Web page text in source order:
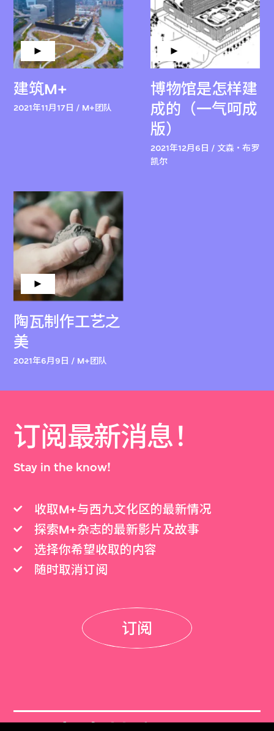
建筑M+
2021年11月17日 / M+团队
博物馆是怎样建
成的（一气呵成
版）
2021年12月6日 / 文森‧布罗
凯尔
陶瓦制作工艺之
美
2021年6月9日 / M+团队
订阅最新消息！
Stay in the know!
收取M+与西九文化区的最新情况
探索M+杂志的最新影片及故事
选择你希望收取的内容
随时取消订阅
订阅